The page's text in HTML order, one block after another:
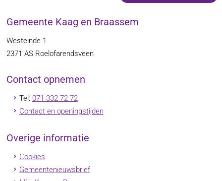
Gemeente Kaag en Braassem
Westeinde 1
2371 AS Roelofarendsveen
Contact opnemen
Tel: 071 332 72 72
Contact en openingstijden
Overige informatie
Cookies
Gemeentenieuwsbrief